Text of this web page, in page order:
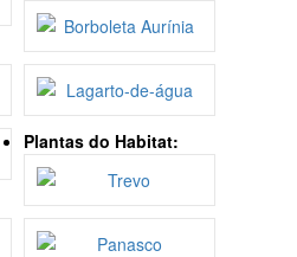
Plantas do Habitat: